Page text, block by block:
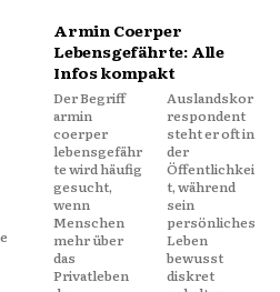
Armin Coerper
Lebensgefährte: Alle
Infos kompakt
Der Begriff
armin
coerper
lebensgefähr
te wird häufig
gesucht,
wenn
Menschen
mehr über
das
Privatleben
Auslandskor
respondent
steht er oft in
der
Öffentlichkei
t, während
sein
persönliches
Leben
bewusst
diskret